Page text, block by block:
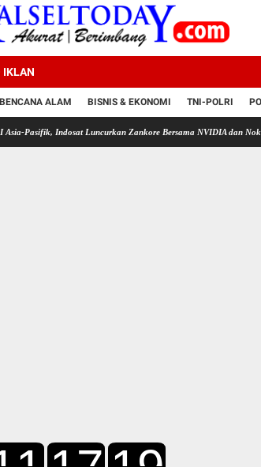
IKLAN
BENCANA ALAM BISNIS & EKONOMI TNI-POLRI
Luncurkan Zankore Bersama NVIDIA dan Nokia 15